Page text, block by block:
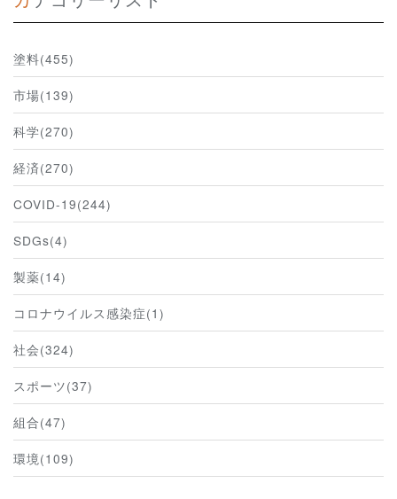
塗料(455)
市場(139)
科学(270)
経済(270)
COVID-19(244)
SDGs(4)
製薬(14)
コロナウイルス感染症(1)
社会(324)
スポーツ(37)
組合(47)
環境(109)